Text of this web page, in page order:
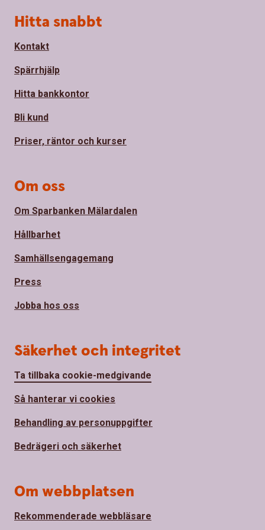
Sidfot
Hitta snabbt
Kontakt
Spärrhjälp
Hitta bankkontor
Bli kund
Priser, räntor och kurser
Om oss
Om Sparbanken Mälardalen
Hållbarhet
Samhällsengagemang
Press
Jobba hos oss
Säkerhet och integritet
Ta tillbaka cookie-medgivande
Så hanterar vi cookies
Behandling av personuppgifter
Bedrägeri och säkerhet
Om webbplatsen
Rekommenderade webbläsare